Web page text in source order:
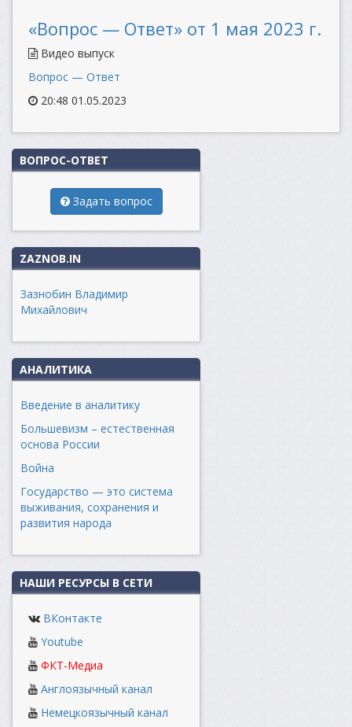
«Вопрос — Ответ» от 1 мая 2023 г.
Видео выпуск
Вопрос — Ответ
20:48 01.05.2023
ВОПРОС-ОТВЕТ
Задать вопрос
ZAZNOB.IN
Зазнобин Владимир
Михайлович
АНАЛИТИКА
Введение в аналитику
Большевизм – естественная
основа России
Война
Государство — это система
выживания, сохранения и
развития народа
НАШИ РЕСУРСЫ В СЕТИ
ВКонтакте
Youtube
ФКТ-Медиа
Англоязычный канал
Немецкоязычный канал